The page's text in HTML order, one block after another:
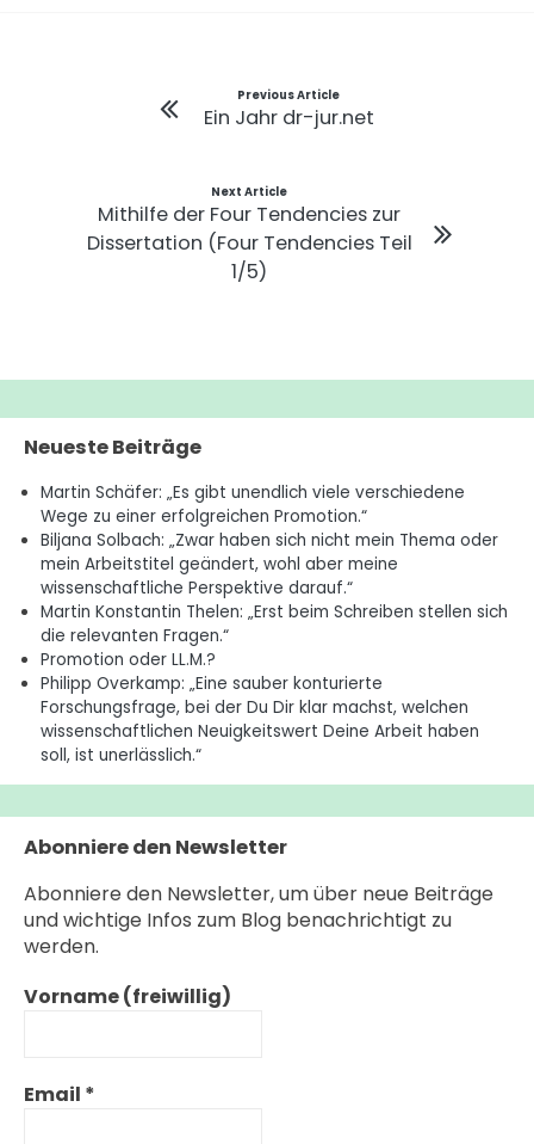
Beitragsnavigation
Previous Article
Ein Jahr dr-jur.net
Next Article
Mithilfe der Four Tendencies zur
Dissertation (Four Tendencies Teil
1/5)
Neueste Beiträge
Martin Schäfer: „Es gibt unendlich viele verschiedene
Wege zu einer erfolgreichen Promotion.“
Biljana Solbach: „Zwar haben sich nicht mein Thema oder
mein Arbeitstitel geändert, wohl aber meine
wissenschaftliche Perspektive darauf.“
Martin Konstantin Thelen: „Erst beim Schreiben stellen sich
die relevanten Fragen.“
Promotion oder LL.M.?
Philipp Overkamp: „Eine sauber konturierte
Forschungsfrage, bei der Du Dir klar machst, welchen
wissenschaftlichen Neuigkeitswert Deine Arbeit haben
soll, ist unerlässlich.“
Abonniere den Newsletter
Abonniere den Newsletter, um über neue Beiträge
und wichtige Infos zum Blog benachrichtigt zu
werden.
Vorname (freiwillig)
Email *